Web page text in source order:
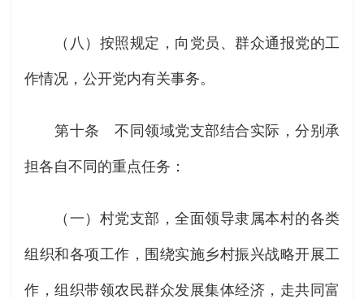
（八）按照规定，向党员、群众通报党的工
作情况，公开党内有关事务。
第十条 不同领域党支部结合实际，分别承
担各自不同的重点任务：
（一）村党支部，全面领导隶属本村的各类
组织和各项工作，围绕实施乡村振兴战略开展工
作，组织带领农民群众发展集体经济，走共同富